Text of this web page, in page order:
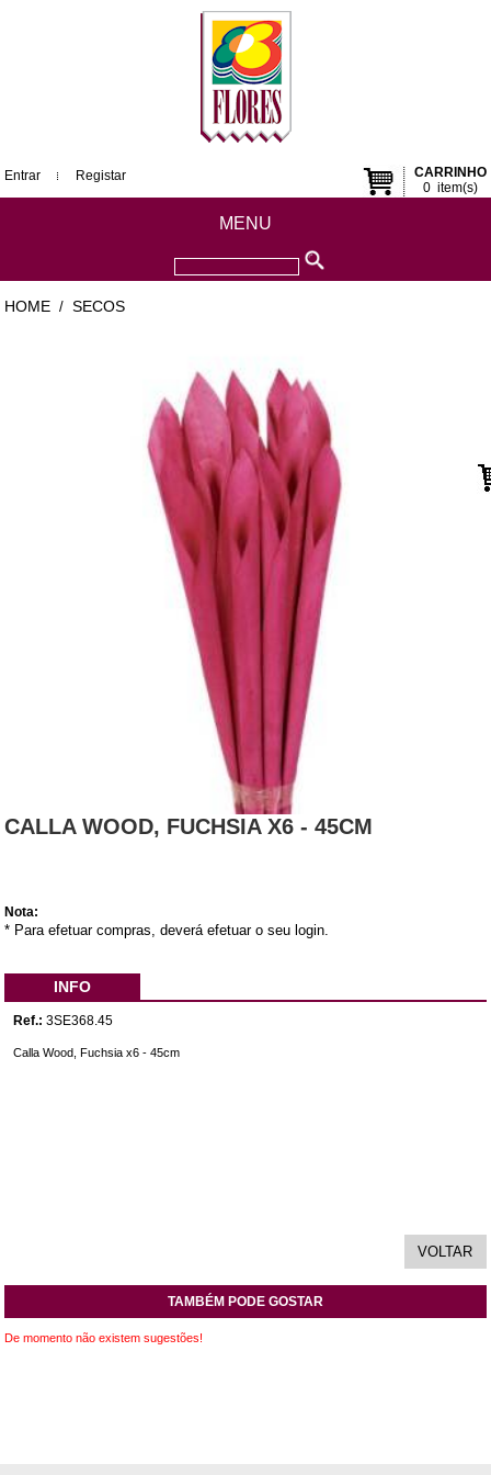
CARRINHO
0item(s)
Entrar Registar
MENU
HOME / SECOS
CALLA WOOD, FUCHSIA X6 - 45CM
Nota:
* Para efetuar compras, deverá efetuar o seu login.
INFO
Ref.: 3SE368.45
Calla Wood, Fuchsia x6 - 45cm
TAMBÉM PODE GOSTAR
De momento não existem sugestões!